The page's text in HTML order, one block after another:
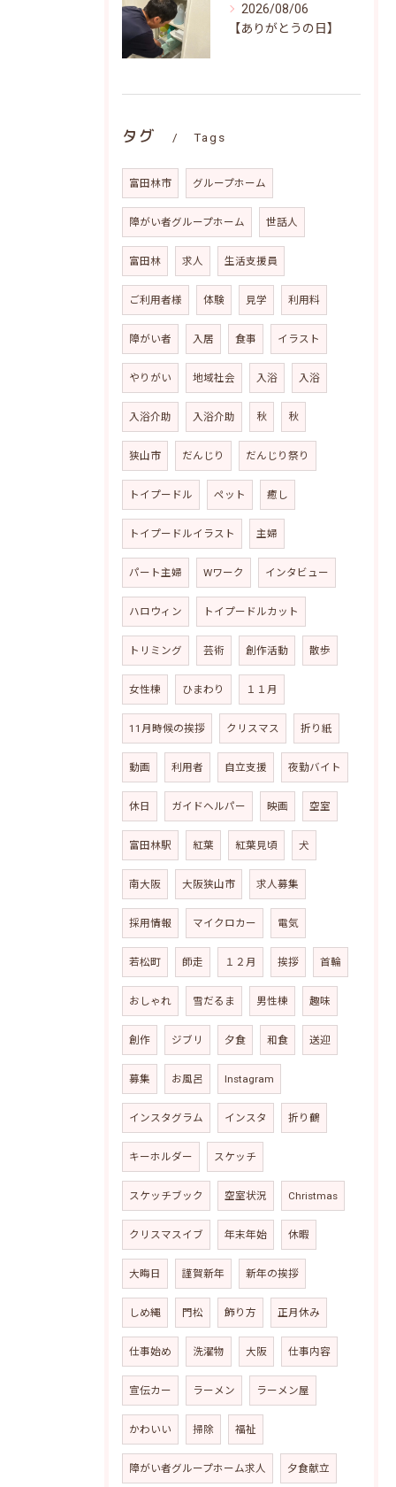
2026/08/06
【ありがとうの日】
タグ Tags
富田林市 グループホーム
障がい者グループホーム 世話人
富田林 求人 生活支援員
ご利用者様 体験 見学 利用料
障がい者 入居 食事 イラスト
やりがい 地域社会 入浴 入浴
入浴介助 入浴介助 秋 秋
狭山市 だんじり だんじり祭り
トイプードル ペット 癒し
トイプードルイラスト 主婦
パート主婦 Wワーク インタビュー
ハロウィン トイプードルカット
トリミング 芸術 創作活動 散歩
女性棟 ひまわり １１月
11月時候の挨拶 クリスマス 折り紙
動画 利用者 自立支援 夜勤バイト
休日 ガイドヘルパー 映画 空室
富田林駅 紅葉 紅葉見頃 犬
南大阪 大阪狭山市 求人募集
採用情報 マイクロカー 電気
若松町 師走 １２月 挨拶 首輪
おしゃれ 雪だるま 男性棟 趣味
創作 ジブリ 夕食 和食 送迎
募集 お風呂 Instagram
インスタグラム インスタ 折り鶴
キーホルダー スケッチ
スケッチブック 空室状況 Christmas
クリスマスイブ 年末年始 休暇
大晦日 謹賀新年 新年の挨拶
しめ縄 門松 飾り方 正月休み
仕事始め 洗濯物 大阪 仕事内容
宣伝カー ラーメン ラーメン屋
かわいい 掃除 福祉
障がい者グループホーム求人 夕食献立